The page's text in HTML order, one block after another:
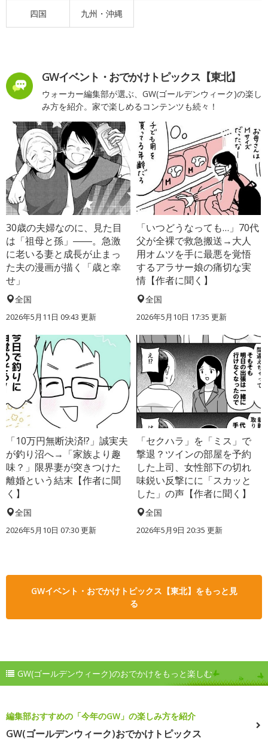
四国 九州・沖縄
GWイベント・おでかけトピックス【東北】
ウォーカー編集部が選ぶ、GW(ゴールデンウィーク)の楽し
み方を紹介。家で楽しめるコンテンツも続々！
30歳の夫婦なのに、見た目
は「祖母と孫」――。急激
に老いる妻と成長が止まっ
た夫の漫画が描く「歳と幸
せ」
全国
2026年5月11日 09:43 更新
「いつどうなっても…」70代
父が全裸で救急搬送→大人
用オムツを手に最悪を覚悟
するアラサー娘の痛切な実
情【作者に聞く】
全国
2026年5月10日 17:35 更新
「10万円無断決済!?」誠実夫
が釣り沼へ→「家族より趣
味？」限界妻が突きつけた
離婚という結末【作者に聞
く】
全国
2026年5月10日 07:30 更新
「セクハラ」を「ミス」で
撃退？ツインの部屋を予約
した上司、女性部下の切れ
味鋭い反撃にに「スカッと
した」の声【作者に聞く】
全国
2026年5月9日 20:35 更新
GWイベント・おでかけトピックス【東北】をもっと見
る
GW(ゴールデンウィーク)のおでかけをもっと楽しむ
編集部おすすめの「今年のGW」の楽しみ方を紹介
GW(ゴールデンウィーク)おでかけトピックス